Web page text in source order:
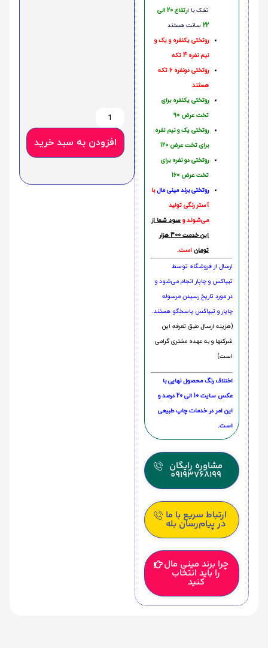
تشک با ا
رتفاع 20 الی
22 سانت هستند
روتختی یکنفره و یک و
نیم نفره 4 تکه
روتختی دونفره 6 تکه
هستند
روتختی یکنفره برای
تخت عرض 90
روتختی یک و نیم نفره
برای تخت عرض 120
روتختی دو نفره برای
تخت عرض 160
روتختی‌ برند مینی مالبا
آستر رنگی تولید
می‌شوند و سود شما از
این خدمت 300 هزار
تومان است.
ارسال از فروشگاه توسط
تیپاکس و چاپار انجام می‌شود و
در مورد تاریخ رسیدن مرسوله
چاپار و تیپاکس پاسخگو هستند.
(هزینه ارسال طبق تعرفه این
شرکتها و به عهده مشتری گرامی
است)
اختلاف رنگ محصول نهایی با
عکس سایت 10 الی 20 درصد و
این امر در خدمات چاپ طبیعی
است.
مشاوره رایگان
09193768199
ارتباط سریع با ما
در پیام‌رسان بله
چرا برند مینی مال
را باید انتخاب
کنید
افزودن به سبد خرید